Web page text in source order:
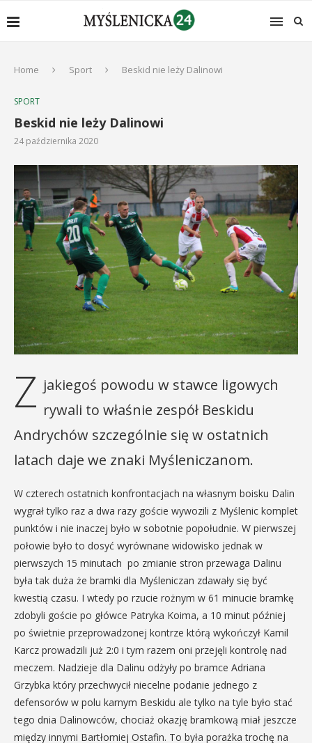
Home Sport Beskid nie leży Dalinowi
SPORT
Beskid nie leży Dalinowi
24 października 2020
Z jakiegoś powodu w stawce ligowych
rywali to właśnie zespół Beskidu
Andrychów szczególnie się w ostatnich
latach daje we znaki Myśleniczanom.
W czterech ostatnich konfrontacjach na własnym boisku Dalin
wygrał tylko raz a dwa razy goście wywozili z Myślenic komplet
punktów i nie inaczej było w sobotnie popołudnie. W pierwszej
połowie było to dosyć wyrównane widowisko jednak w
pierwszych 15 minutach po zmianie stron przewaga Dalinu
była tak duża że bramki dla Myśleniczan zdawały się być
kwestią czasu. I wtedy po rzucie rożnym w 61 minucie bramkę
zdobyli goście po główce Patryka Koima, a 10 minut później
po świetnie przeprowadzonej kontrze którą wykończył Kamil
Karcz prowadzili już 2:0 i tym razem oni przejęli kontrolę nad
meczem. Nadzieje dla Dalinu odżyły po bramce Adriana
Grzybka który przechwycił niecelne podanie jednego z
defensorów w polu karnym Beskidu ale tylko na tyle było stać
tego dnia Dalinowców, chociaż okazję bramkową miał jeszcze
między innymi Bartłomiej Ostafin. To była porażka trochę na